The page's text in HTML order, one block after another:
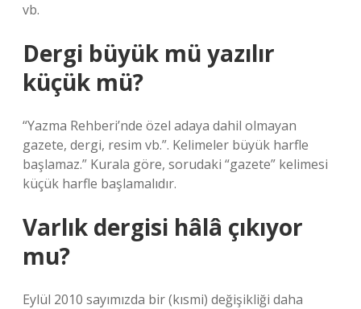
vb.
Dergi büyük mü yazılır
küçük mü?
“Yazma Rehberi’nde özel adaya dahil olmayan
gazete, dergi, resim vb.”. Kelimeler büyük harfle
başlamaz.” Kurala göre, sorudaki “gazete” kelimesi
küçük harfle başlamalıdır.
Varlık dergisi hâlâ çıkıyor
mu?
Eylül 2010 sayımızda bir (kısmi) değişikliği daha